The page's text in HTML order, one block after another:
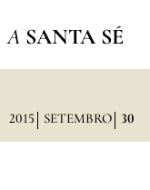
A SANTA SÉ
2015 SETEMBRO 30